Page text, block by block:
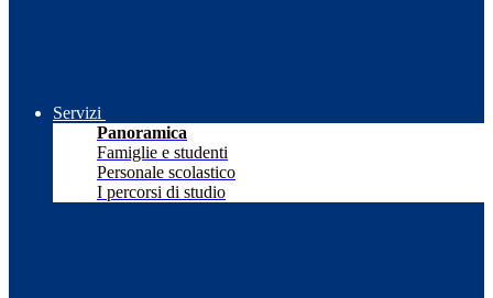
Servizi
Panoramica
Famiglie e studenti
Personale scolastico
I percorsi di studio